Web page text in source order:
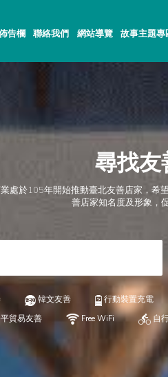
告欄 聯絡我們 網站導覽 故事主題專
尋找
處於105年開始推動臺北友善店家，
善店家知名度及形象，
韓文友善 行動裝置充電
貿易友善 Free WiFi 自